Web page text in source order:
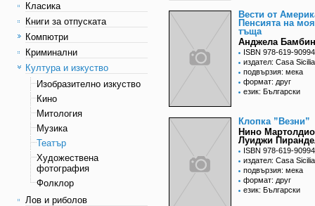
Класика
Книги за отпуската
Компютри
Криминални
Култура и изкуство
Изобразително изкуство
Кино
Митология
Музика
Театър
Художествена
фотография
Фолклор
Лов и риболов
Вести от
Пенсията на
тъща
Анджела
ISBN 978-619-
издател: Casa
подвързия: мека
формат: друг
език: Български
Клопка ”Везни”
Нино
Луиджи
ISBN 978-619-
издател: Casa
подвързия: мека
формат: друг
език: Български